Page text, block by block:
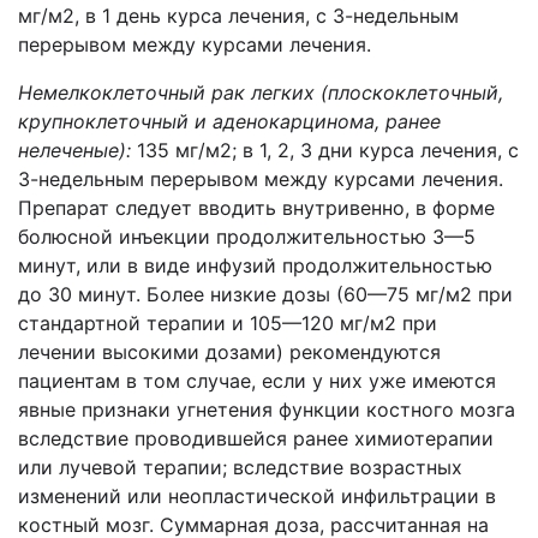
мг/м2, в 1 день курса лечения, с 3-недельным
перерывом между курсами лечения.
Немелкоклеточный рак легких (плоскоклеточный,
крупноклеточный и аденокарцинома, ранее
нелеченые): 135 мг/м2; в 1, 2, 3 дни курса лечения, с
3-недельным перерывом между курсами лечения.
Препарат следует вводить внутривенно, в форме
болюсной инъекции продолжительностью 3—5
минут, или в виде инфузий продолжительностью
до 30 минут. Более низкие дозы (60—75 мг/м2 при
стандартной терапии и 105—120 мг/м2 при
лечении высокими дозами) рекомендуются
пациентам в том случае, если у них уже имеются
явные признаки угнетения функции костного мозга
вследствие проводившейся ранее химиотерапии
или лучевой терапии; вследствие возрастных
изменений или неопластической инфильтрации в
костный мозг. Суммарная доза, рассчитанная на